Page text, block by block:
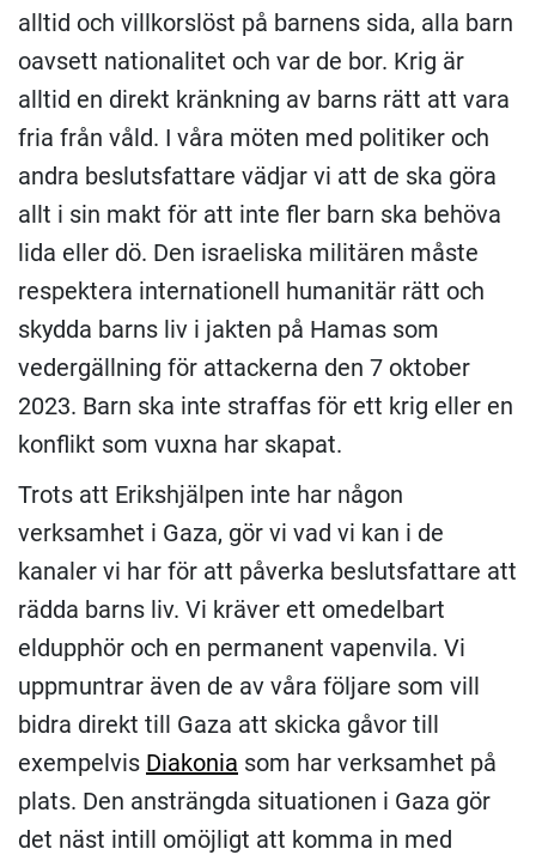
alltid och villkorslöst på barnens sida, alla barn
oavsett nationalitet och var de bor. Krig är
alltid en direkt kränkning av barns rätt att vara
fria från våld. I våra möten med politiker och
andra beslutsfattare vädjar vi att de ska göra
allt i sin makt för att inte fler barn ska behöva
lida eller dö. Den israeliska militären måste
respektera internationell humanitär rätt och
skydda barns liv i jakten på Hamas som
vedergällning för attackerna den 7 oktober
2023. Barn ska inte straffas för ett krig eller en
konflikt som vuxna har skapat.
Trots att Erikshjälpen inte har någon
verksamhet i Gaza, gör vi vad vi kan i de
kanaler vi har för att påverka beslutsfattare att
rädda barns liv. Vi kräver ett omedelbart
eldupphör och en permanent vapenvila. Vi
uppmuntrar även de av våra följare som vill
bidra direkt till Gaza att skicka gåvor till
exempelvis Diakonia som har verksamhet på
plats. Den ansträngda situationen i Gaza gör
det näst intill omöjligt att komma in med